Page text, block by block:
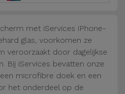
met iServices iPhone-
glas, voorkomen ze
veroorzaakt door dagelijkse
Bij iServices bevatten onze
microfibre doek en een
het onderdeel op de